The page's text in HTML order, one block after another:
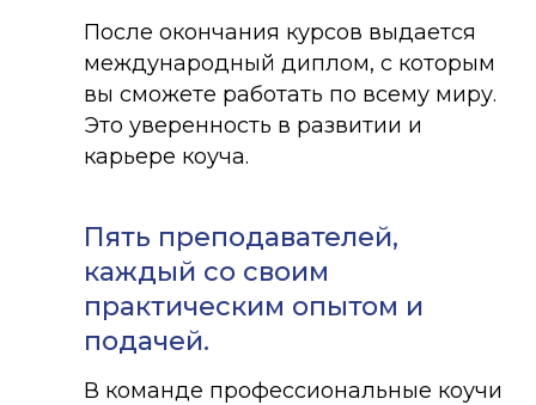
После окончания курсов выдается
международный диплом, с которым
вы сможете работать по всему миру.
Это уверенность в развитии и
карьере коуча.
Пять преподавателей,
каждый со своим
практическим опытом и
подачей.
В команде профессиональные коучи